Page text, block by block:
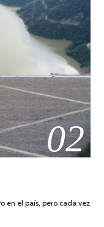
02
en el país, pero cada vez